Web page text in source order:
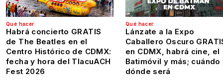
Qué hacer
Habrá concierto GRATIS
de The Beatles en el
Centro Histórico de CDMX:
fecha y hora del TlacuACH
Fest 2026
Qué hacer
Lánzate a la Expo
Caballero Oscuro
en CDMX, habrá cine, el
Batimóvil y más; cuándo
dónde será